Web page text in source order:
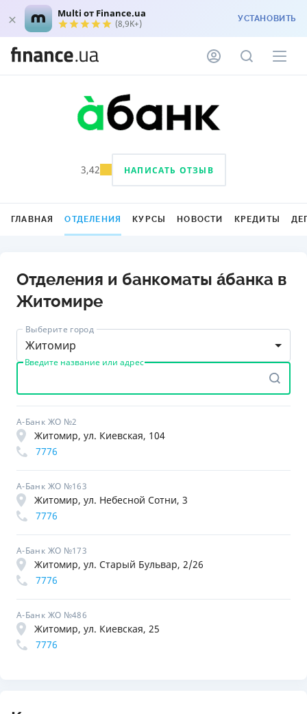
Multi от Finance.ua
(8,9K+) УСТАНОВИТЬ
3,42 НАПИСАТЬ ОТЗЫВ
ГЛАВНАЯ ОТДЕЛЕНИЯ КУРСЫ НОВОСТИ КРЕДИТЫ
Отделения и банкоматы а́банка в
Житомире
Выберите город
Житомир
Введите название или адрес
А-Банк ЖО №2
Житомир, ул. Киевская, 104
7776
А-Банк ЖО №163
Житомир, ул. Небесной Сотни, 3
7776
А-Банк ЖО №173
Житомир, ул. Старый Бульвар, 2/26
7776
А-Банк ЖО №486
Житомир, ул. Киевская, 25
7776